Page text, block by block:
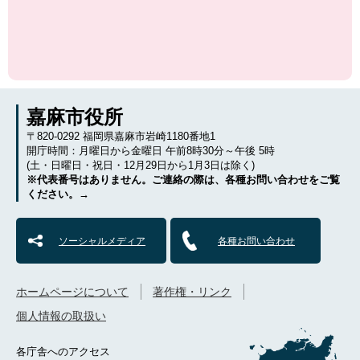
嘉麻市役所
〒820-0292 福岡県嘉麻市岩崎1180番地1
開庁時間：月曜日から金曜日 午前8時30分～午後 5時
(土・日曜日・祝日・12月29日から1月3日は除く)
※代表番号はありません。ご連絡の際は、各種お問い合わせをご覧
ください。→
ソーシャルメディア 各種お問い合わせ
各庁舎へのアクセス
ホームページについて
著作権・リンク
個人情報の取扱い